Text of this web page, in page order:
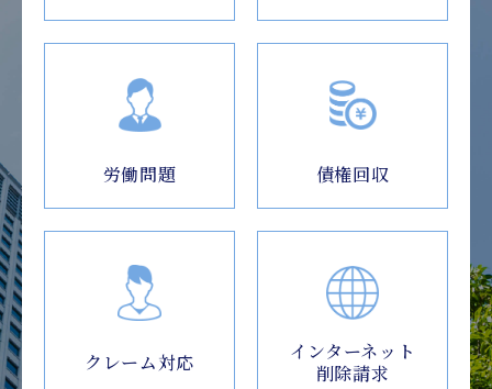
労働問題 債権回収
クレーム対応
インターネット
削除請求